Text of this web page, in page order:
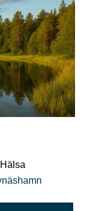
Hälsa